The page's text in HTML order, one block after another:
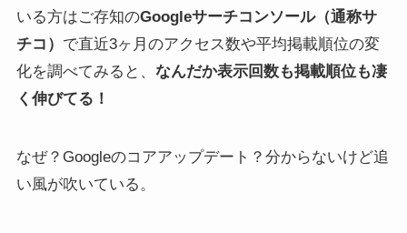
いる方はご存知のGoogleサーチコンソール（通称サ
チコ） で直近3ヶ月のアクセス数や平均掲載順位の変
化を調べてみると、 なんだか表示回数も掲載順位も凄
く伸びてる！
なぜ？Googleのコアアップデート？分からないけど追
い風が吹いている。